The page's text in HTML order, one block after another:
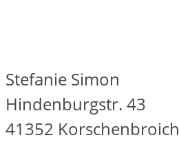
Stefanie Simon
Hindenburgstr. 43
41352 Korschenbroich